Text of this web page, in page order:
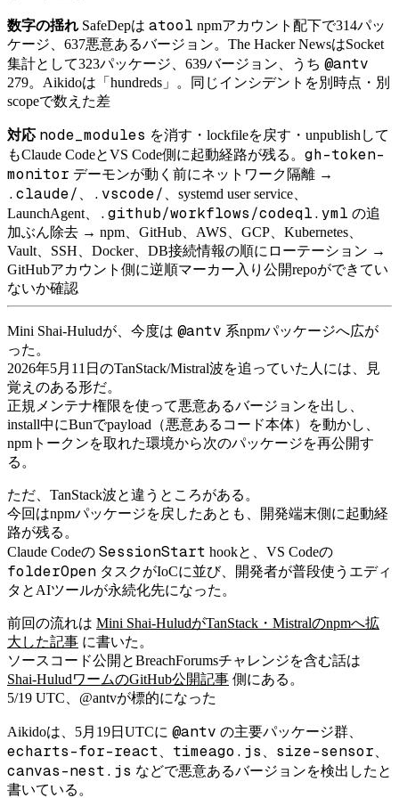
数字の揺れ SafeDepは atool npmアカウント配下で314パッ
ケージ、637悪意あるバージョン。The Hacker NewsはSocket
集計として323パッケージ、639バージョン、うち @antv
279。Aikidoは「hundreds」。同じインシデントを別時点・別
scopeで数えた差
対応 node_modules を消す・lockfileを戻す・unpublishして
もClaude CodeとVS Code側に起動経路が残る。 gh-token-
monitor デーモンが動く前にネットワーク隔離 →
.claude/ .vscode/
、systemd user service、
LaunchAgent、
.github/workflows/codeql.yml の追
加ぶん除去 → npm、GitHub、AWS、GCP、Kubernetes、
Vault、SSH、Docker、DB接続情報の順にローテーション →
GitHubアカウント側に逆順マーカー入り公開repoができてい
ないか確認
Mini Shai-Huludが、今度は @antv 系npmパッケージへ広が
った。
2026年5月11日のTanStack/Mistral波を追っていた人には、見
覚えのある形だ。
正規メンテナ権限を使って悪意あるバージョンを出し、
install中にBunでpayload（悪意あるコード本体）を動かし、
npmトークンを取れた環境から次のパッケージを再公開す
る。
ただ、TanStack波と違うところがある。
今回はnpmパッケージを戻したあとも、開発端末側に起動経
路が残る。
Claude Codeの SessionStart hookと、VS Codeの
folderOpen タスクがIoCに並び、開発者が普段使うエディ
タとAIツールが永続化先になった。
前回の流れは Mini Shai-HuludがTanStack・Mistralのnpmへ拡
大した記事 に書いた。
ソースコード公開とBreachForumsチャレンジを含む話は
Shai-HuludワームのGitHub公開記事 側にある。
5/19 UTC、@antvが標的になった
Aikidoは、5月19日UTCに @antv の主要パッケージ群、
echarts-for-react timeago.js size-sensor
canvas-nest.js などで悪意あるバージョンを検出したと
書いている。